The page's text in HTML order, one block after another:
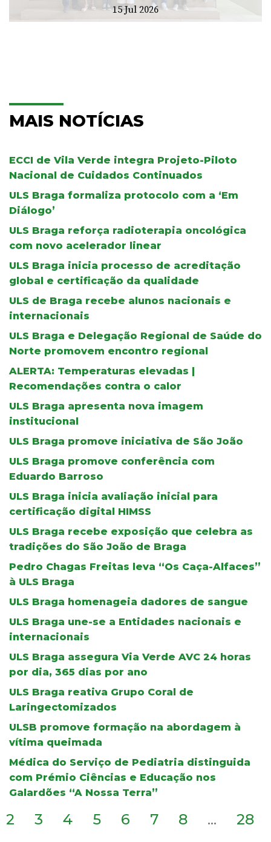
15 Jul 2026
MAIS NOTÍCIAS
ECCI de Vila Verde integra Projeto-Piloto
Nacional de Cuidados Continuados
ULS Braga formaliza protocolo com a ‘Em
Diálogo’
ULS Braga reforça radioterapia oncológica
com novo acelerador linear
ULS Braga inicia processo de acreditação
global e certificação da qualidade
ULS de Braga recebe alunos nacionais e
internacionais
ULS Braga e Delegação Regional de Saúde do
Norte promovem encontro regional
ALERTA: Temperaturas elevadas |
Recomendações contra o calor
ULS Braga apresenta nova imagem
institucional
ULS Braga promove iniciativa de São João
ULS Braga promove conferência com
Eduardo Barroso
ULS Braga inicia avaliação inicial para
certificação digital HIMSS
ULS Braga recebe exposição que celebra as
tradições do São João de Braga
Pedro Chagas Freitas leva “Os Caça-Alfaces”
à ULS Braga
ULS Braga homenageia dadores de sangue
ULS Braga une-se a Entidades nacionais e
internacionais
ULS Braga assegura Via Verde AVC 24 horas
por dia, 365 dias por ano
ULS Braga reativa Grupo Coral de
Laringectomizados
ULSB promove formação na abordagem à
vítima queimada
Médica do Serviço de Pediatria distinguida
com Prémio Ciências e Educação nos
Galardões “A Nossa Terra”
2 3 4 5 6 7 8 ... 28